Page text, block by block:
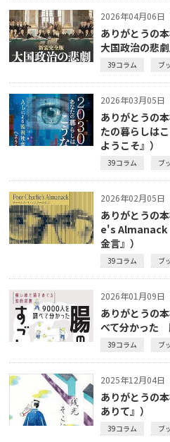
2026年04月06日
ありがとうの
大国政治の悲劇
39コラム ブ
2026年03月05日
ありがとうの
たの暮らしは
ようこそ』）
39コラム ブ
2026年02月05日
ありがとうの
e's Almanack
金言』）
39コラム ブ
2026年01月09日
ありがとうの
べて分かった
39コラム ブ
2025年12月04日
ありがとうの
ありて』）
39コラム ブ